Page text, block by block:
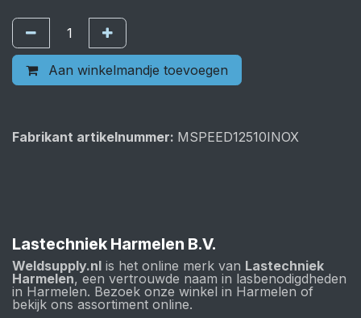
Aan winkelmandje toevoegen
Fabrikant artikelnummer: MSPEED12510INOX
Lastechniek Harmelen B.V.
Weldsupply.nl is het online merk van Lastechniek
Harmelen, een vertrouwde naam in lasbenodigdheden
in Harmelen. Bezoek onze winkel in Harmelen of
bekijk ons assortiment online.